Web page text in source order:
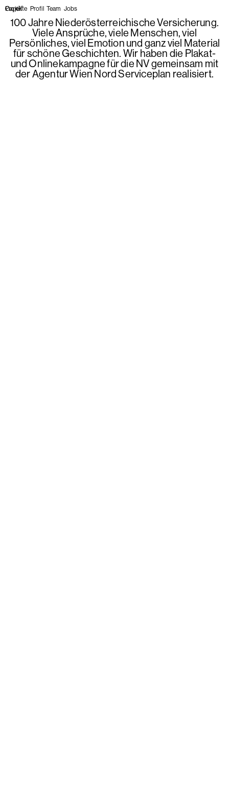
Projekte Profil Team Jobs
100 Jahre Niederösterreichische Versicherung.
Viele Ansprüche, viele Menschen, viel
Persönliches, viel Emotion und ganz viel Material
für schöne Geschichten. Wir haben die Plakat-
und Onlinekampagne für die NV gemeinsam mit
der Agentur Wien Nord Serviceplan realisiert.